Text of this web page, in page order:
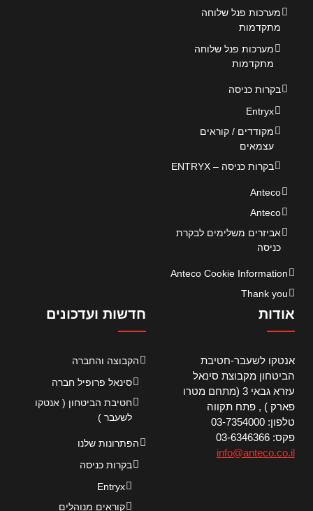
מערכות פנל שלוחה
מתקדמות
מערכות פנל שלוחה
מתקדמות
בקרות כניסה
Entryx
מקודדים / קוראים
עצמאים
בקרות כניסה – ENTRYX
Anteco
Anteco
אביזרים משלימים לבקרת
כניסה
Anteco Cookie Information
Thank you
חדשות ועדכונים
הקבוצה והחברה
סינאל פרופיל חברה
חטיבת הביטחון ( אנטקו
לשעבר )
הפתרונות שלנו
בקרות כניסה
Entryx
קוראים מנוהלים
אודות
אנטקו לשעבר-חטיבת
הביטחון מקבוצת סינאל
עזרא גבאי 3 (מתחם מטרו
פארק ) , פתח תקווה
טלפון: 03-7354000
פקס: 03-6346366
info@anteco.co.il